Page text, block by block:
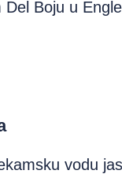
Del Boju u
vodu